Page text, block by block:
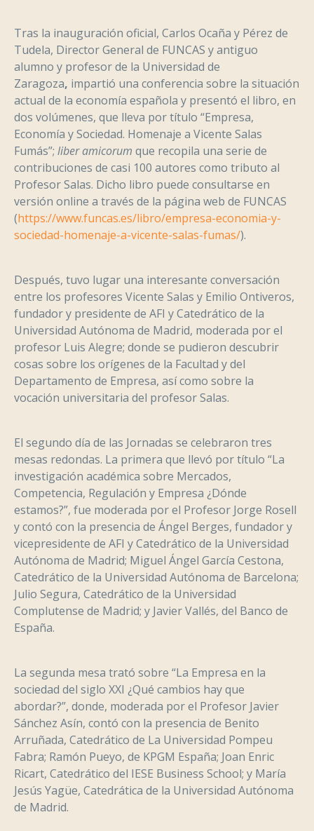
Tras la inauguración oficial, Carlos Ocaña y Pérez de
Tudela, Director General de FUNCAS y antiguo
alumno y profesor de la Universidad de
Zaragoza, impartió una conferencia sobre la situación
actual de la economía española y presentó el libro, en
dos volúmenes, que lleva por título “Empresa,
Economía y Sociedad. Homenaje a Vicente Salas
Fumás”; liber amicorum que recopila una serie de
contribuciones de casi 100 autores como tributo al
Profesor Salas. Dicho libro puede consultarse en
versión online a través de la página web de FUNCAS
(https://www.funcas.es/libro/empresa-economia-y-
sociedad-homenaje-a-vicente-salas-fumas/).
Después, tuvo lugar una interesante conversación
entre los profesores Vicente Salas y Emilio Ontiveros,
fundador y presidente de AFI y Catedrático de la
Universidad Autónoma de Madrid, moderada por el
profesor Luis Alegre; donde se pudieron descubrir
cosas sobre los orígenes de la Facultad y del
Departamento de Empresa, así como sobre la
vocación universitaria del profesor Salas.
El segundo día de las Jornadas se celebraron tres
mesas redondas. La primera que llevó por título “La
investigación académica sobre Mercados,
Competencia, Regulación y Empresa ¿Dónde
estamos?”, fue moderada por el Profesor Jorge Rosell
y contó con la presencia de Ángel Berges, fundador y
vicepresidente de AFI y Catedrático de la Universidad
Autónoma de Madrid; Miguel Ángel García Cestona,
Catedrático de la Universidad Autónoma de Barcelona;
Julio Segura, Catedrático de la Universidad
Complutense de Madrid; y Javier Vallés, del Banco de
España.
La segunda mesa trató sobre “La Empresa en la
sociedad del siglo XXI ¿Qué cambios hay que
abordar?”, donde, moderada por el Profesor Javier
Sánchez Asín, contó con la presencia de Benito
Arruñada, Catedrático de La Universidad Pompeu
Fabra; Ramón Pueyo, de KPGM España; Joan Enric
Ricart, Catedrático del IESE Business School; y María
Jesús Yagüe, Catedrática de la Universidad Autónoma
de Madrid.